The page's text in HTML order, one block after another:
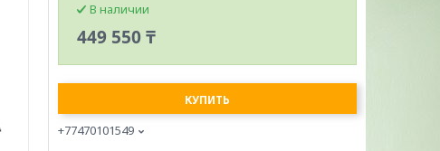
В наличии
449 550 ₸
КУПИТЬ
+77470101549